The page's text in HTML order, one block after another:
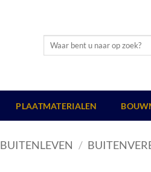
Zoeken
PLAATMATERIALEN
BUITENLEVEN /